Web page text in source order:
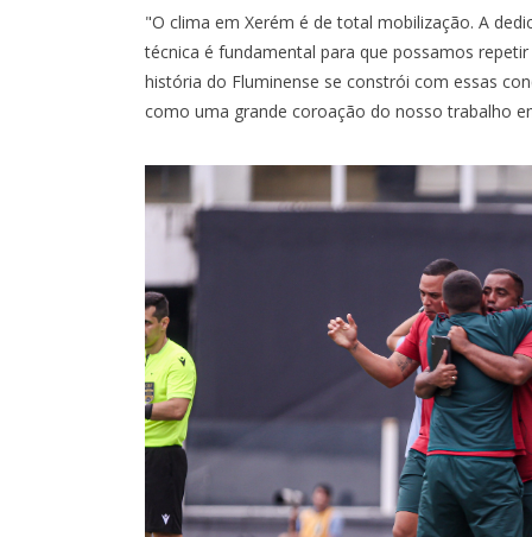
"O clima em Xerém é de total mobilização. A
técnica é fundamental para que possamos
história do Fluminense se constrói com essas
como uma grande coroação do nosso trabalho